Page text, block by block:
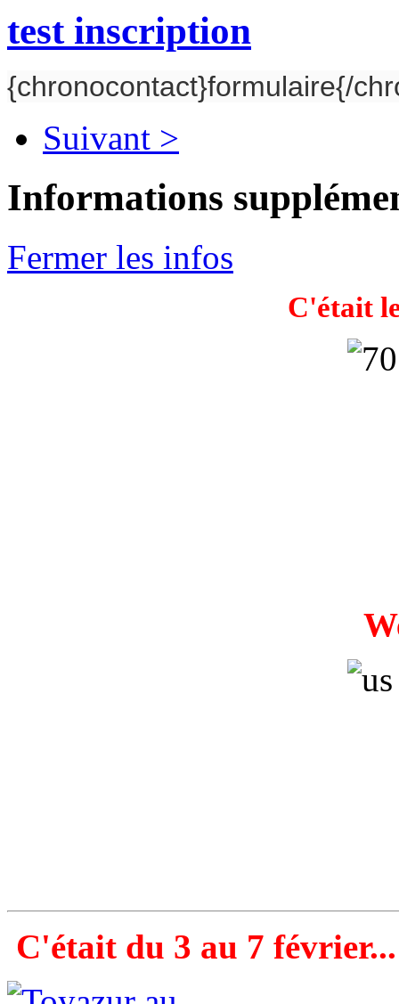
test inscription
{chronocontact}formulaire{/
Suivant >
Informations
Fermer les infos
C'était
C'était du 3 au 7 février...